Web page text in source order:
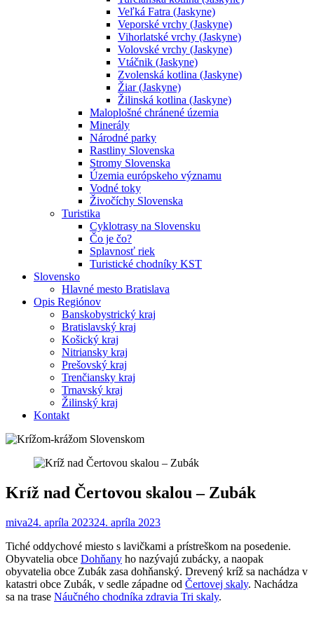
Veľká Fatra (Jaskyne)
Veporské vrchy (Jaskyne)
Vihorlatské vrchy (Jaskyne)
Volovské vrchy (Jaskyne)
Vtáčnik (Jaskyne)
Zvolenská kotlina (Jaskyne)
Žiar (Jaskyne)
Žilinská kotlina (Jaskyne)
Maloplošné chránené územia
Minerály
Národné parky
Rastliny Slovenska
Stromy Slovenska
Územia európskeho významu
Vodné toky
Živočíchy Slovenska
Turistika
Cyklotrasy na Slovensku
Čo je čo?
Splavnosť riek
Turistické chodníky KST
Slovensko
Hlavné mesto Bratislava
Opis Regiónov
Banskobystrický kraj
Bratislavský kraj
Košický kraj
Nitriansky kraj
Prešovský kraj
Trenčiansky kraj
Trnavský kraj
Žilinský kraj
Kontakt
Kríž nad Čertovou skalou – Zubák
miva24. apríla 202324. apríla 2023
Tiché oddychové miesto s lavičkami a prístreškom na posedenie.
Obyvatelia obce Dohňany ho nazývajú zubácky, a naopak
obyvatelia obce Zubák zasa dohňanský. Drevený kríž sa nachádza v
katastri obce Zubák, v sedle západne od Čertovej skaly. Nachádza
sa na trase Náučného chodníka zdravia Tri skaly.